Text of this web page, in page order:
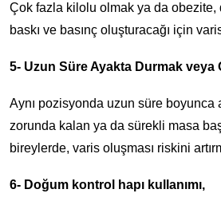
Çok fazla kilolu olmak ya da obezite,
baskı ve basınç oluşturacağı için
5- Uzun Süre Ayakta Durmak veya
Aynı pozisyonda uzun süre boyunca
zorunda kalan ya da sürekli masa
bireylerde, varis oluşması riskini
6- Doğum kontrol hapı kullanımı,